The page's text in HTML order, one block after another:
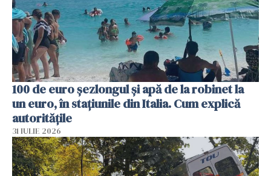
100 de euro șezlongul și apă de la robinet la
un euro, în stațiunile din Italia. Cum explică
autoritățile
31 IULIE 2026